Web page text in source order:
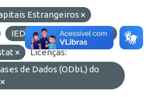
Estrangeiros
IED Formatos:
API
Licenças:
de Dados (ODbL) do